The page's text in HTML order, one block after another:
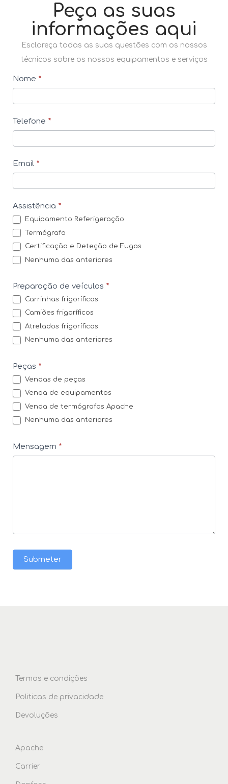
Peça as suas
informações aqui
Esclareça todas as suas questões com os nossos
técnicos sobre os nossos equipamentos e serviços
C
t
t
Nome *
Telefone *
Email *
Assistência *
Equipamento Referigeração
Termógrafo
Certificação e Deteção de Fugas
Nenhuma das anteriores
Preparação de veículos *
Carrinhas frigoríficos
Camiões frigoríficos
Atrelados frigoríficos
Nenhuma das anteriores
Peças *
Vendas de peças
Venda de equipamentos
Venda de termógrafos Apache
Nenhuma das anteriores
Mensagem *
Submeter
Termos e condições
Politicas de privacidade
Devoluções
Apache
Carrier